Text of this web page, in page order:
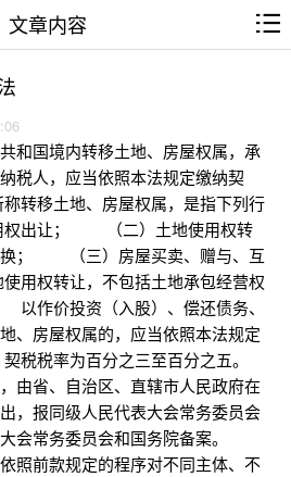
文章内容
国境内转移土地、房屋权属，承
税人，应当依照本法规定缴纳契
移土地、房屋权属，是指下列行
出让； （二）土地使用权转
换； （三）房屋买卖、赠与、互
权转让，不包括土地承包经营权
作价投资（入股）、偿还债务、
、房屋权属的，应当依照本法规定
率为百分之三至百分之五。
省、自治区、直辖市人民政府在
，报同级人民代表大会常务委员会
大会常务委员会和国务院备案。
照前款规定的程序对不同主体、不